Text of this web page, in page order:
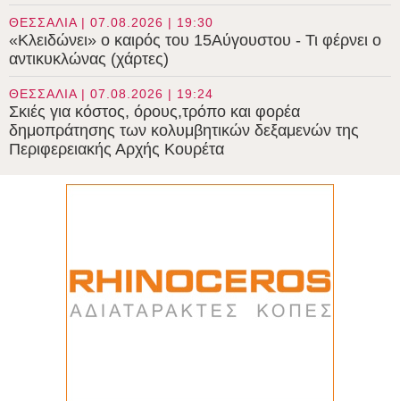
ΘΕΣΣΑΛΙΑ | 07.08.2026 | 19:30
«Κλειδώνει» ο καιρός του 15Αύγουστου - Τι φέρνει ο
αντικυκλώνας (χάρτες)
ΘΕΣΣΑΛΙΑ | 07.08.2026 | 19:24
Σκιές για κόστος, όρους,τρόπο και φορέα
δημοπράτησης των κολυμβητικών δεξαμενών της
Περιφερειακής Αρχής Κουρέτα